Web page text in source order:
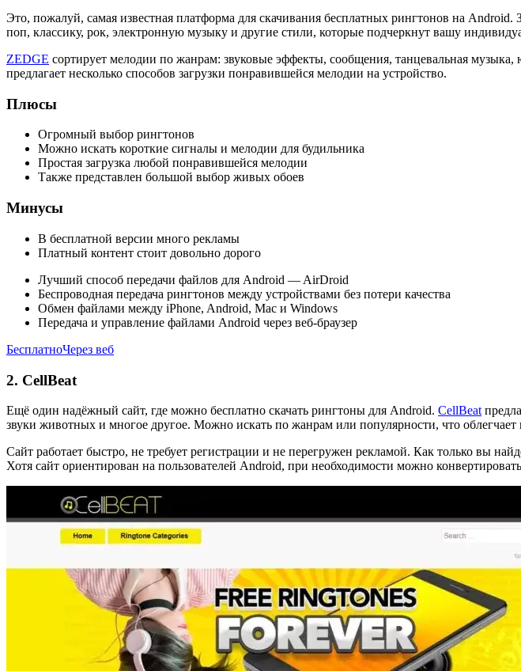
Это, пожалуй, самая известная платформа для скачивания бесплатных рингтонов на
поп, классику, рок, электронную музыку и другие стили, которые подчеркнут вашу
ZEDGE сортирует мелодии по жанрам: звуковые эффекты, сообщения, танцевальная
предлагает несколько способов загрузки понравившейся мелодии на устройство.
Плюсы
Огромный выбор рингтонов
Можно искать короткие сигналы и мелодии для будильника
Простая загрузка любой понравившейся мелодии
Также представлен большой выбор живых обоев
Минусы
В бесплатной версии много рекламы
Платный контент стоит довольно дорого
Лучший способ передачи файлов для Android — AirDroid
Беспроводная передача рингтонов между устройствами без потери качества
Обмен файлами между iPhone, Android, Mac и Windows
Передача и управление файлами Android через веб-браузер
БесплатноЧерез веб
2. CellBeat
Ещё один надёжный сайт, где можно бесплатно скачать рингтоны для Android. CellBeat
звуки животных и многое другое. Можно искать по жанрам или популярности, что облегчает
Сайт работает быстро, не требует регистрации и не перегружен рекламой. Как только вы
Хотя сайт ориентирован на пользователей Android, при необходимости можно